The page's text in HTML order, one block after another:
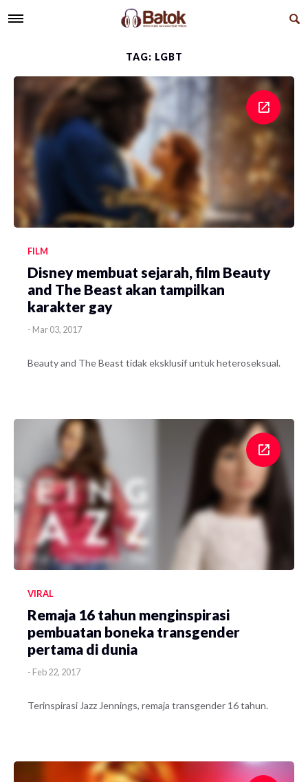
TAG: LGBT
FILM
Disney membuat sejarah, film Beauty
and The Beast akan tampilkan
karakter gay
- Mar 03, 2017
Beauty and The Beast tidak eksklusif untuk heteroseksual.
VIRAL
Remaja 16 tahun menginspirasi
pembuatan boneka transgender
pertama di dunia
- Feb 22, 2017
Terinspirasi Jazz Jennings, remaja transgender 16 tahun.